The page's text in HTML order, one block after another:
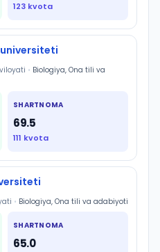
123 kvota
• Biologiya, Ona tili va
SHARTNOMA
69.5
111 kvota
• Biologiya, Ona tili va adabiyoti
SHARTNOMA
65.0